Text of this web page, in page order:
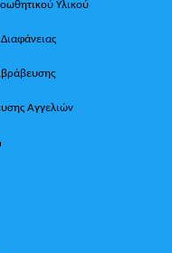
Υλικού
Αγγελιών